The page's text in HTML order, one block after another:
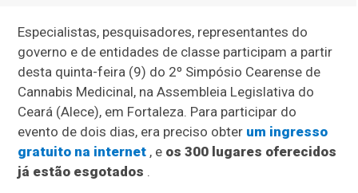
Especialistas, pesquisadores, representantes do
governo e de entidades de classe participam a partir
desta quinta-feira (9) do 2º Simpósio Cearense de
Cannabis Medicinal, na Assembleia Legislativa do
Ceará (Alece), em Fortaleza. Para participar do
evento de dois dias, era preciso obter um ingresso
gratuito na internet , e os 300 lugares oferecidos
já estão esgotados .